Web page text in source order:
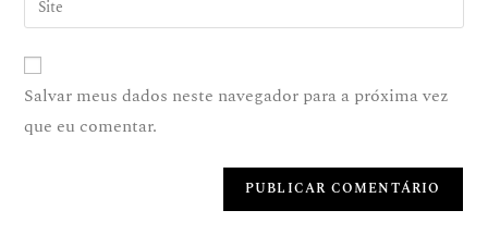
Salvar meus dados neste navegador para a próxima vez
que eu comentar.